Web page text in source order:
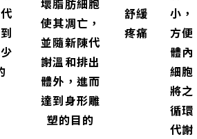
壞脂肪細胞
使其凋亡，
並隨新陳代
謝溫和排出
體外，進而
達到身形雕
塑的目的
舒緩
疼痛
小，
方便
體內
細胞
將之
循環
代謝